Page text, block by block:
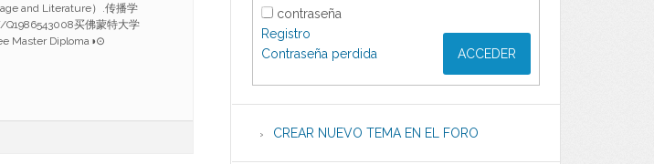
and Literature）.传播学
买佛蒙特大学
Master Diploma◑⊙
contraseña
ACCEDER
Registro
Contraseña perdida
CREAR NUEVO TEMA EN EL FORO